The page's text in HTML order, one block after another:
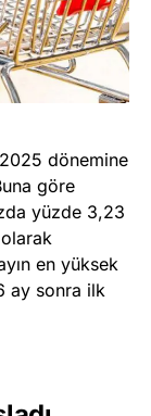
dönemine
göre
yüzde 3,23
en yüksek
ay sonra ilk